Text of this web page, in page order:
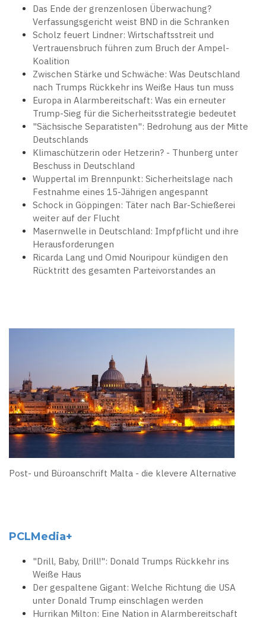
Das Ende der grenzenlosen Überwachung?
Verfassungsgericht weist BND in die Schranken
Scholz feuert Lindner: Wirtschaftsstreit und
Vertrauensbruch führen zum Bruch der Ampel-
Koalition
Zwischen Stärke und Schwäche: Was Deutschland
nach Trumps Rückkehr ins Weiße Haus tun muss
Europa in Alarmbereitschaft: Was ein erneuter
Trump-Sieg für die Sicherheitsstrategie bedeutet
"Sächsische Separatisten": Bedrohung aus der Mitte
Deutschlands
Klimaschützerin oder Hetzerin? - Thunberg unter
Beschuss in Deutschland
Wuppertal im Brennpunkt: Sicherheitslage nach
Festnahme eines 15-Jährigen angespannt
Schock in Göppingen: Täter nach Bar-Schießerei
weiter auf der Flucht
Masernwelle in Deutschland: Impfpflicht und ihre
Herausforderungen
Ricarda Lang und Omid Nouripour kündigen den
Rücktritt des gesamten Parteivorstandes an
Post- und Büroanschrift Malta - die klevere Alternative
PCLMedia+
"Drill, Baby, Drill!": Donald Trumps Rückkehr ins
Weiße Haus
Der gespaltene Gigant: Welche Richtung die USA
unter Donald Trump einschlagen werden
Hurrikan Milton: Eine Nation in Alarmbereitschaft